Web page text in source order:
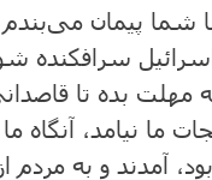
شما پیمان
سرافکنده
مهلت بده تا
ما نیامد، آنگاه
آمدند و به مردم